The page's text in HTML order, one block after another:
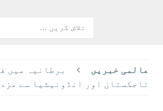
عالمی خبريں
برطانیہ میں
تاجکستان اور انڈونیشیا سے